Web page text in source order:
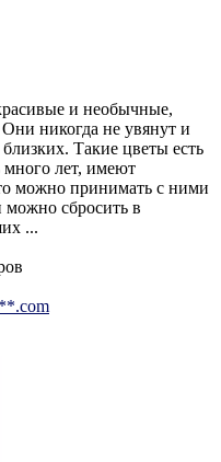
и необычные,
никогда не увянут и
Такие цветы есть
много лет, имеют
можно принимать с ними
сбросить в
...